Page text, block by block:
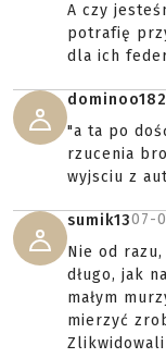
A czy
potrafię
dla ich
dominoo182
"a ta po
rzucenia
wyjsciu z
sumik1307-
Nie od
długo, jak
małym
mierzyć